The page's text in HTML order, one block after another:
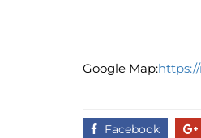
Google Map:
Facebook